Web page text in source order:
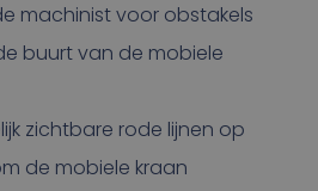
machinist voor obstakels
buurt van de mobiele
zichtbare rode lijnen op
de mobiele kraan